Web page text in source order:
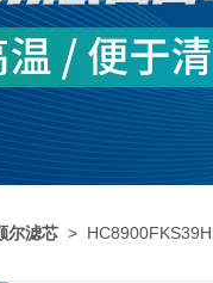
尔滤芯 >